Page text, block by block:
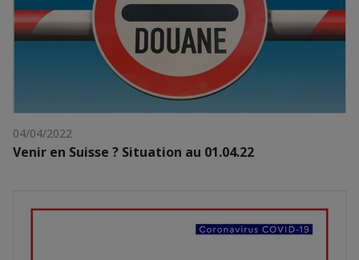
04/04/2022
Venir en Suisse ? Situation au 01.04.22